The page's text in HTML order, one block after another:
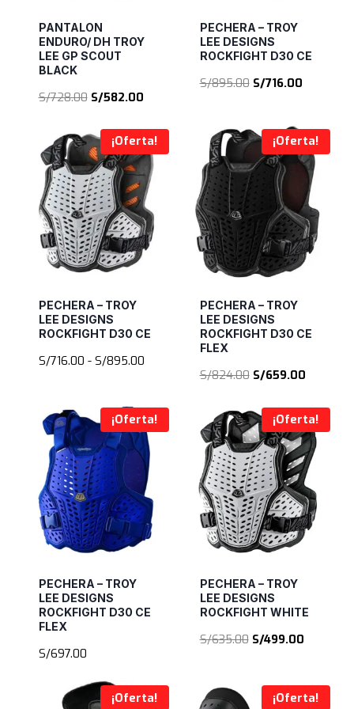
PANTALON
ENDURO/ DH TROY
LEE GP SCOUT
BLACK
S/728.00 El
original
era:
S/728.00.
S/582.00El
actual
es:
S/582.00.
PECHERA – TROY
LEE DESIGNS
ROCKFIGHT D30 CE
S/895.00 El
era:
S/895.00.
S/716.00El
es:
S/716.00.
¡Oferta!
PECHERA – TROY
LEE DESIGNS
ROCKFIGHT D30 CE
S/716.00 - S/895.00Rango
desde
S/716.00
hasta
S/895.00
¡Oferta!
PECHERA – TROY
LEE DESIGNS
ROCKFIGHT D30 CE
FLEX
S/824.00 El
original
era:
S/824.00.
S/659.00El
actual
es:
S/
¡Oferta!
PECHERA – TROY
LEE DESIGNS
ROCKFIGHT D30 CE
FLEX
S/697.00
¡Oferta!
PECHERA – TROY
LEE DESIGNS
ROCKFIGHT WHITE
S/635.00 El
era:
S/499.00El
es:
¡Oferta! ¡Oferta!